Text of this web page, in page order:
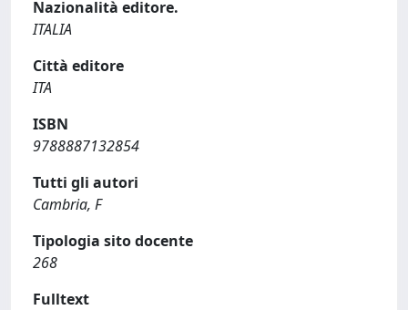
Nazionalità editore.
ITALIA
Città editore
ITA
ISBN
9788887132854
Tutti gli autori
Cambria, F
Tipologia sito docente
268
Fulltext